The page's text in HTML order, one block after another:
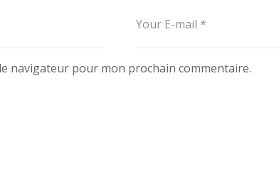
navigateur pour mon prochain commentaire.